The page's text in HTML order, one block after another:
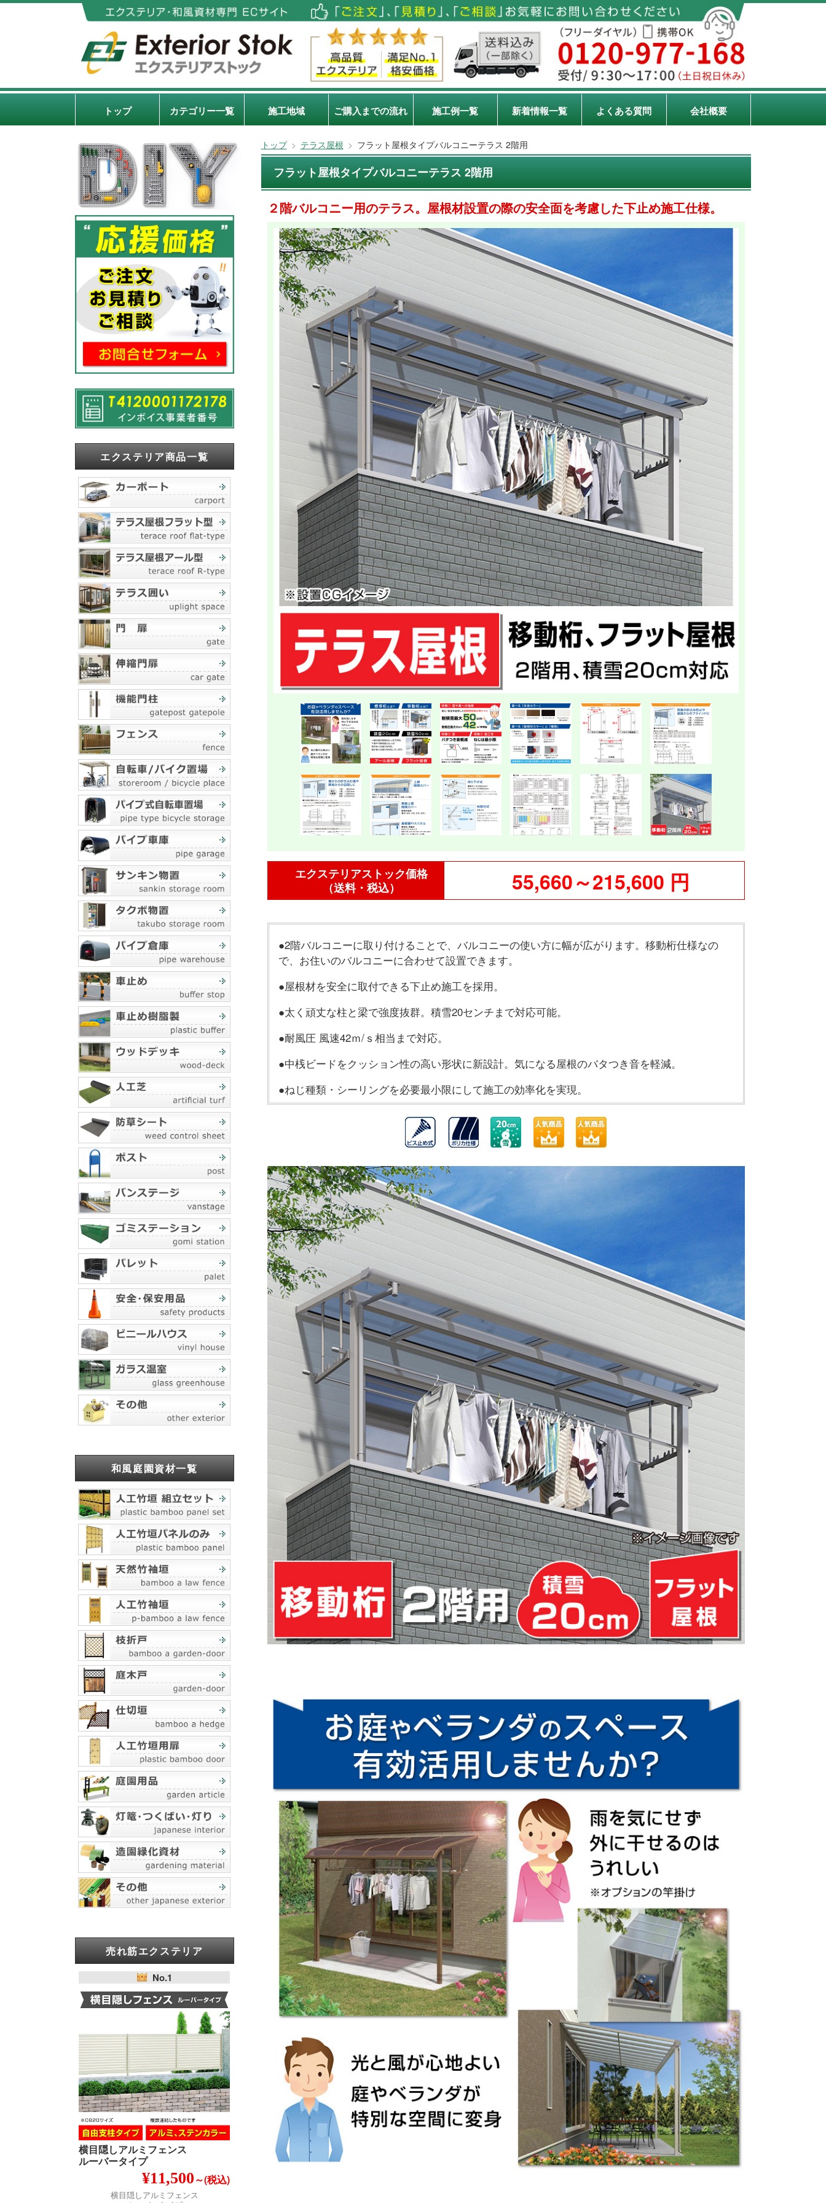
トップ カテゴリー一覧 施工地域 ご購入までの流れ 施工例一覧 新着情報一覧 よくある質問 会社概要
トップ > テラス屋根 > フラット屋根タイプバルコニーテラス 2階用
フラット屋根タイプバルコニーテラス 2階用
２階バルコニー用のテラス。屋根材設置の際の安全面を考慮した下止め施工仕様。
エクステリアストック価格
（送料・税込）
55,660～215,600 円
●2階バルコニーに取り付けることで、バルコニーの使い方に幅が広がります。移動桁仕様なの
で、お住いのバルコニーに合わせて設置できます。
●屋根材を安全に取付できる下止め施工を採用。
●太く頑丈な柱と梁で強度抜群。積雪20センチまで対応可能。
●耐風圧 風速42ｍ/ｓ相当まで対応。
●中桟ビードをクッション性の高い形状に新設計。気になる屋根のバタつき音を軽減。
●ねじ種類・シーリングを必要最小限にして施工の効率化を実現。
エクステリア商品一覧
和風庭園資材一覧
売れ筋エクステリア
No.1
横目隠しアルミフェンス
ルーバータイプ
¥11,500～(税込)
横目隠しアルミフェンス